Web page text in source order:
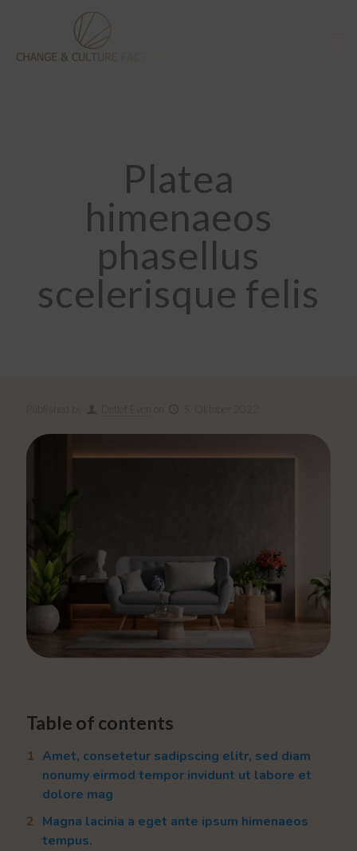
Platea
himenaeos
phasellus
scelerisque felis
Table of contents
Amet, consetetur sadipscing elitr, sed diam
nonumy eirmod tempor invidunt ut labore et
dolore mag
Magna lacinia a eget ante ipsum himenaeos
tempus.